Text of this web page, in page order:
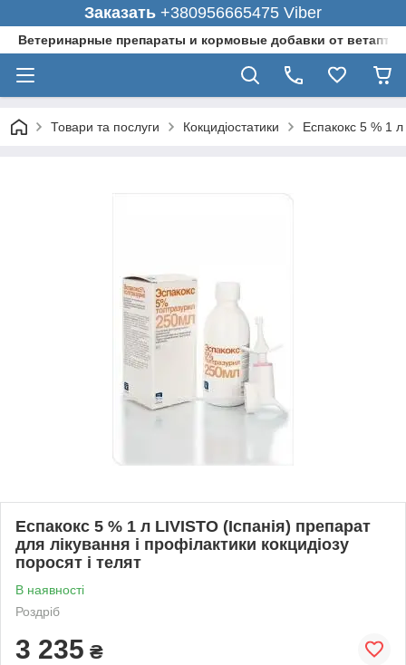
Заказать +380956665475 Viber
Ветеринарные препараты и кормовые добавки от
Товари та послуги Кокцидіостатики Еспакокс 5 % 1 л
Еспакокс 5 % 1 л LIVISTO (Іспанія) препарат
для лікування і профілактики кокцидіозу
поросят і телят
В наявності
Роздріб
3 235 ₴